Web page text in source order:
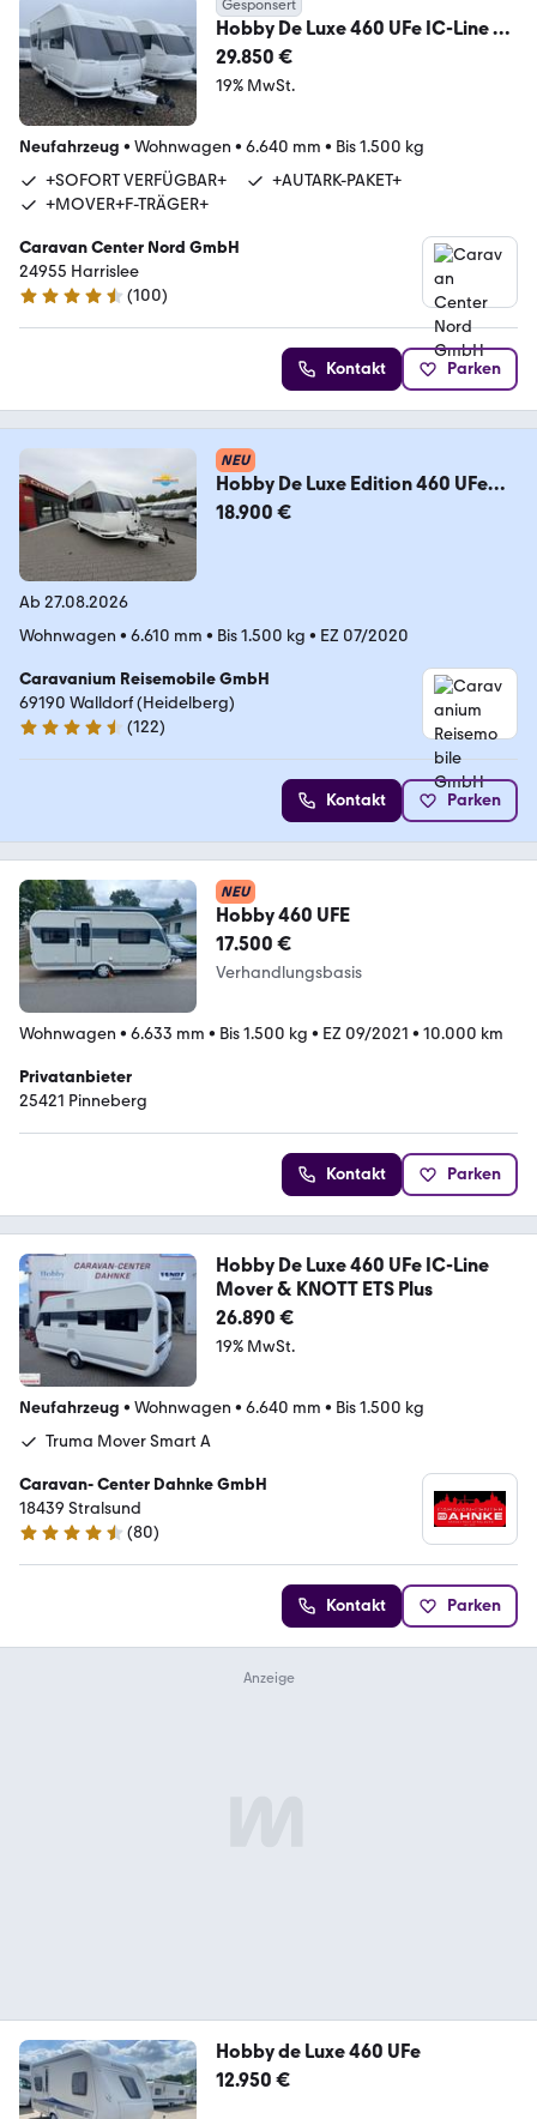
Gesponsert
Hobby De Luxe 460 UFe IC-Line MJ
2026
29.850 €
19% MwSt.
Neufahrzeug • Wohnwagen • 6.640 mm • Bis 1.500 kg
+SOFORT VERFÜGBAR+
+AUTARK-PAKET+
+MOVER+F-TRÄGER+
Caravan Center Nord GmbH
24955 Harrislee
4.6 Sterne
(100)
Kontakt Parken
NEU
Hobby De Luxe Edition 460 UFe
Rangierantrieb*Fahrradt
18.900 €
Ab 27.08.2026
Wohnwagen • 6.610 mm • Bis 1.500 kg • EZ 07/2020
Caravanium Reisemobile GmbH
69190 Walldorf (Heidelberg)
4.4 Sterne
(122)
Kontakt Parken
NEU
Hobby 460 UFE
17.500 €
Verhandlungsbasis
Wohnwagen • 6.633 mm • Bis 1.500 kg • EZ 09/2021 • 10.000 km
Privatanbieter
25421 Pinneberg
Kontakt Parken
Hobby De Luxe 460 UFe IC-Line
Mover & KNOTT ETS Plus
26.890 €
19% MwSt.
Neufahrzeug • Wohnwagen • 6.640 mm • Bis 1.500 kg
Truma Mover Smart A
Caravan- Center Dahnke GmbH
18439 Stralsund
4.6 Sterne
(80)
Kontakt Parken
Hobby de Luxe 460 UFe
12.950 €